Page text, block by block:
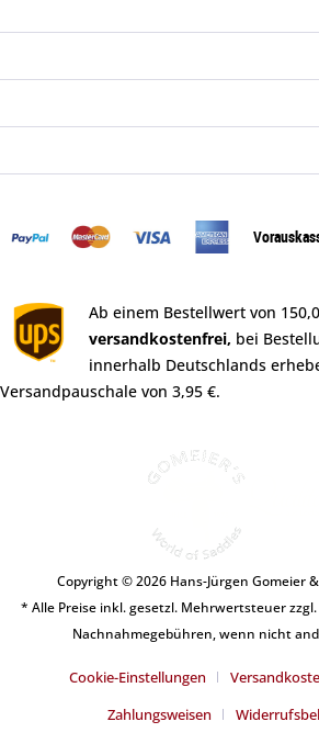
Ab einem Bestellwert von
versandkostenfrei, bei
innerhalb Deutschlands
Versandpauschale von 3,95 €.
Copyright © 2026 Hans-Jürgen Gomeier
* Alle Preise inkl. gesetzl. Mehrwertsteuer zzgl.
Nachnahmegebühren, wenn nicht
Cookie-Einstellungen
Zahlungsweisen